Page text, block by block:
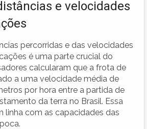
e velocidades
percorridas e das velocidades
é uma parte crucial do
calcularam que a frota de
a uma velocidade média de
por hora entre a partida de
da terra no Brasil. Essa
linha com as capacidades das